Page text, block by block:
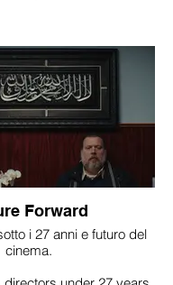
Forward
i 27 anni e futuro del
cinema.